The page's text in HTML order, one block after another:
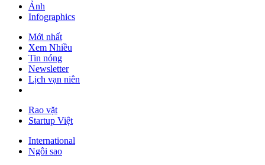
Ảnh
Infographics
Mới nhất
Xem Nhiều
Tin nóng
Newsletter
Lịch vạn niên
Rao vặt
Startup Việt
International
Ngôi sao